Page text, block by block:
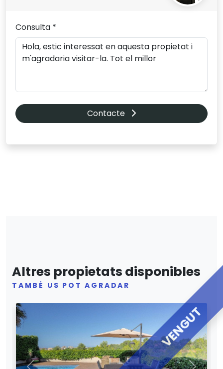
Consulta *
Contacte
Altres propietats disponibles
TAMBÉ US POT AGRADAR
VENGUT